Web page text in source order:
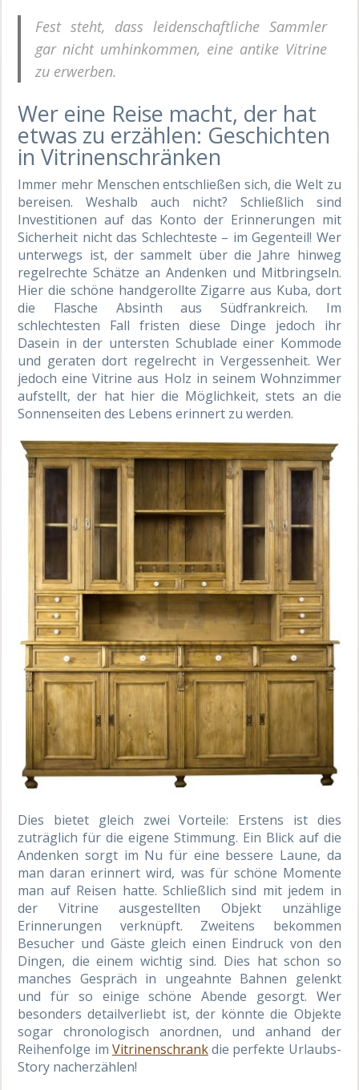
Fest steht, dass leidenschaftliche Sammler
gar nicht umhinkommen, eine antike Vitrine
zu erwerben.
Wer eine Reise macht, der hat
etwas zu erzählen: Geschichten
in Vitrinenschränken
Immer mehr Menschen entschließen sich, die Welt zu
bereisen. Weshalb auch nicht? Schließlich sind
Investitionen auf das Konto der Erinnerungen mit
Sicherheit nicht das Schlechteste – im Gegenteil! Wer
unterwegs ist, der sammelt über die Jahre hinweg
regelrechte Schätze an Andenken und Mitbringseln.
Hier die schöne handgerollte Zigarre aus Kuba, dort
die Flasche Absinth aus Südfrankreich. Im
schlechtesten Fall fristen diese Dinge jedoch ihr
Dasein in der untersten Schublade einer Kommode
und geraten dort regelrecht in Vergessenheit. Wer
jedoch eine Vitrine aus Holz in seinem Wohnzimmer
aufstellt, der hat hier die Möglichkeit, stets an die
Sonnenseiten des Lebens erinnert zu werden.
Dies bietet gleich zwei Vorteile: Erstens ist dies
zuträglich für die eigene Stimmung. Ein Blick auf die
Andenken sorgt im Nu für eine bessere Laune, da
man daran erinnert wird, was für schöne Momente
man auf Reisen hatte. Schließlich sind mit jedem in
der Vitrine ausgestellten Objekt unzählige
Erinnerungen verknüpft. Zweitens bekommen
Besucher und Gäste gleich einen Eindruck von den
Dingen, die einem wichtig sind. Dies hat schon so
manches Gespräch in ungeahnte Bahnen gelenkt
und für so einige schöne Abende gesorgt. Wer
besonders detailverliebt ist, der könnte die Objekte
sogar chronologisch anordnen, und anhand der
Reihenfolge im Vitrinenschrankdie perfekte Urlaubs-
Story nacherzählen!